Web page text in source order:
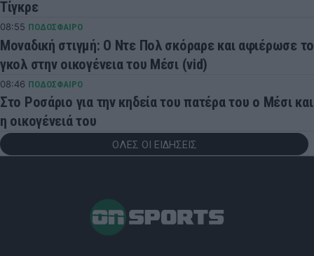
Τίγκρε
08:55 ΠΟΔΟΣΦΑΙΡΟ
Μοναδική στιγμή: Ο Ντε Πολ σκόραρε και αφιέρωσε το
γκολ στην οικογένεια του Μέσι (vid)
08:46 ΠΟΔΟΣΦΑΙΡΟ
Στο Ροσάριο για την κηδεία του πατέρα του ο Μέσι και
η οικογένειά του
ΟΛΕΣ ΟΙ ΕΙΔΗΣΕΙΣ